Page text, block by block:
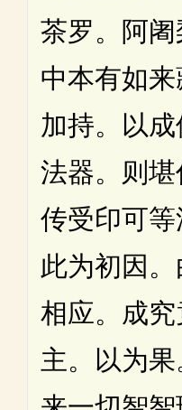
茶罗。阿
中本有如来
加持。以
法器。则
传受印可
此为初因
相应。成
主。以为